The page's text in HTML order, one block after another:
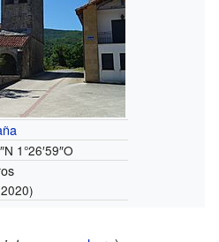
1°26′59″O